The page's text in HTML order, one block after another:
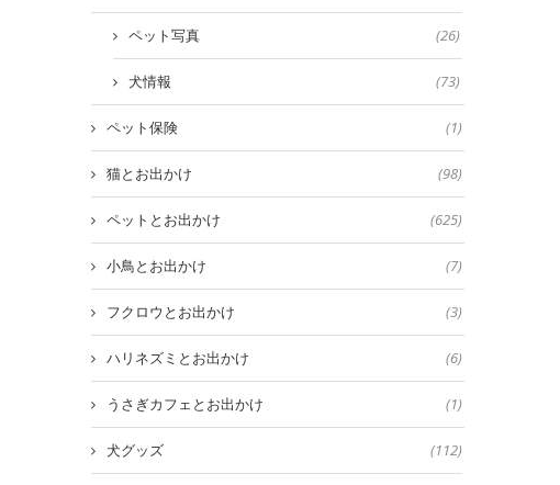
ペット写真 (26)
犬情報 (73)
ペット保険 (1)
猫とお出かけ (98)
ペットとお出かけ (625)
小鳥とお出かけ (7)
フクロウとお出かけ (3)
ハリネズミとお出かけ (6)
うさぎカフェとお出かけ (1)
犬グッズ (112)